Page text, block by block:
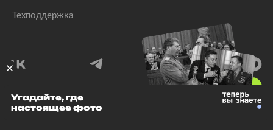
Техподдержка
© 1999–2026 Все права защищены.
Угадайте, где
настоящее фото